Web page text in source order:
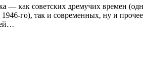
— как советских дремучих времен
1946-го), так и современных, ну и